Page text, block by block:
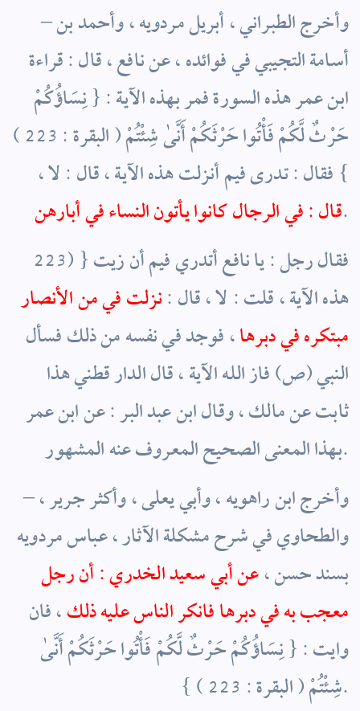
– وأخرج الطبراني ، أبريل مردويه ، وأحمد بن
أسامة التجيبي في فوائده ، عن نافع ، قال : قراءة
ابن عمر هذه السورة فمر بهذه الآية : { نِسَاؤُكُمْ
حَرْثٌ لَّكُمْ فَأْتُوا حَرْثَكُمْ أَنَّىٰ شِئْتُمْ ( البقرة : 223 )
} فقال : تدرى فيم أنزلت هذه الآية ، قال : لا ،
قال : في الرجال كانوا يأتون النساء في أبارهن.
223) } فقال رجل : يا نافع أتدري فيم أن زيت
هذه الآية ، قلت : لا ، قال :نزلت في من الأنصار
مبتكره في دبرها، فوجد في نفسه من ذلك فسأل
النبي (ص) فاز الله الآية ، قال الدار قطني هذا
ثابت عن مالك ، وقال ابن عبد البر : عن ابن عمر
بهذا المعنى الصحيح المعروف عنه المشهور.
– وأخرج ابن راهويه ، وأبي يعلى ، وأكثر جرير ،
والطحاوي في شرح مشكلة الآثار ، عباس مردويه
بسند حسن ،عن أبي سعيد الخدري : أن رجل
معجب به في دبرها فانكر الناس عليه ذلك، فان
وايت : { نِسَاؤُكُمْ حَرْثٌ لَّكُمْ فَأْتُوا حَرْثَكُمْ أَنَّىٰ
شِئْتُمْ ( البقرة : 223 ) }.